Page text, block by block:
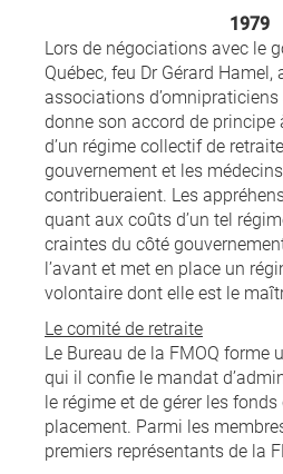
1979
Lors de négociations avec le
Québec, feu Dr Gérard
associations
donne son accord de principe
d’un régime collectif de
gouvernement et les
contribueraient. Les
quant aux coûts d’un tel
craintes du côté
l’avant et met en place un
volontaire dont elle est le
Le comité de retraite
Le Bureau de la FMOQ forme
qui il confie le mandat
le régime et de gérer les
placement. Parmi les
premiers représentants de la